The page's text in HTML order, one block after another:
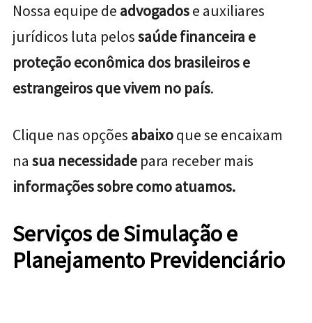
Nossa equipe de advogadose auxiliares
jurídicos luta pelossaúde financeira e
proteção econômica dos brasileiros e
estrangeiros que vivem no país.
Clique nas opções abaixoque se encaixam
na sua necessidade para receber mais
informações sobre como atuamos.
Serviços de Simulação e
Planejamento Previdenciário